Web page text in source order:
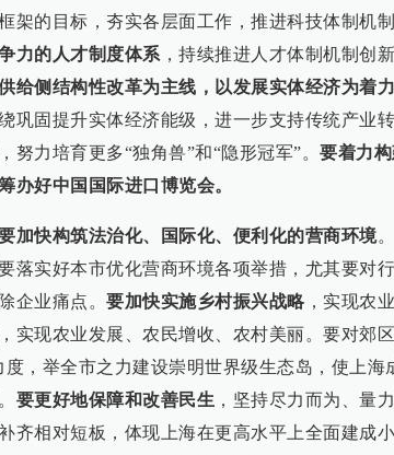
架的目标，夯实各层面工作，推进科技体制机制
力的人才制度体系 ，持续推进人才体制机制创
给侧结构性改革为主线，以发展实体经济为着
巩固提升实体经济能级，进一步支持传统产业
努力培育更多“独角兽”和“隐形冠军”。 要着力
办好中国国际进口博览会。
加快构筑法治化、国际化、便利化的营商环境
落实好本市优化营商环境各项举措，尤其要对
企业痛点。 要加快实施乡村振兴战略，实现农
实现农业发展、农民增收、农村美丽。要对郊
度，举全市之力建设崇明世界级生态岛，使上海
要更好地保障和改善民生 ，坚持尽力而为、量
齐相对短板，体现上海在更高水平上全面建成小